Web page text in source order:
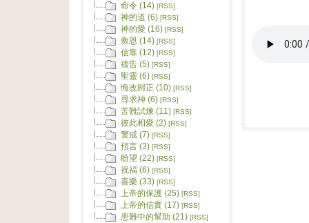
命令 (14) [RSS]
神的道 (6) [RSS]
神的愛 (16) [RSS]
救恩 (14) [RSS]
信靠 (12) [RSS]
禱告 (5) [RSS]
聖靈 (6) [RSS]
悔改歸正 (10) [RSS]
尋求神 (6) [RSS]
苦難試煉 (11) [RSS]
彼此相愛 (2) [RSS]
警戒 (7) [RSS]
預言 (3) [RSS]
盼望 (22) [RSS]
祝福 (6) [RSS]
喜樂 (33) [RSS]
上帝的保護 (25) [RSS]
上帝的信實 (17) [RSS]
患難中的幫助 (21) [RSS]